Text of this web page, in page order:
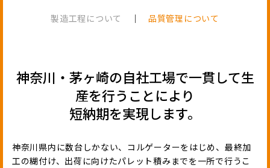
製造工程について ｜品質管理について
神奈川・茅ヶ崎の自社工場で一貫して生
産を行うことにより
短納期を実現します。
神奈川県内に数台しかない、コルゲーターをはじめ、最終加
工の糊付け、出荷に向けたパレット積みまでを一所で行うこ